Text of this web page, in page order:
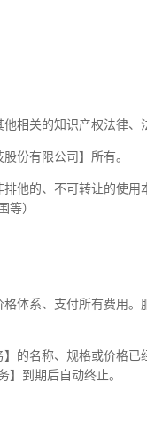
相关的知识产权法律、
股份有限公司】所有。
他的、不可转让的使
等）
体系、支付所有费用
的名称、规格或价格
】到期后自动终止。